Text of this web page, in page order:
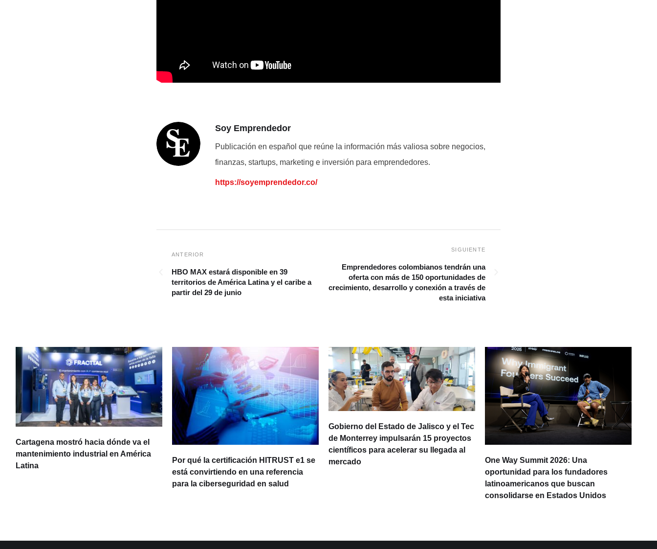
Soy Emprendedor
Publicación en español que reúne la información más valiosa sobre negocios,
finanzas, startups, marketing e inversión para emprendedores.
https://soyemprendedor.co/
HBO MAX estará disponible en 39
territorios de América Latina y el caribe a
partir del 29 de junio
Emprendedores colombianos tendrán una
oferta con más de 150 oportunidades de
crecimiento, desarrollo y conexión a través de
esta iniciativa
Cartagena mostró hacia dónde va el
mantenimiento industrial en América
Latina
Por qué la certificación HITRUST e1 se
está convirtiendo en una referencia
para la ciberseguridad en salud
Gobierno del Estado de Jalisco y el Tec
de Monterrey impulsarán 15 proyectos
científicos para acelerar su llegada al
mercado
One Way Summit 2026: Una
oportunidad para los fundadores
latinoamericanos que buscan
consolidarse en Estados Unidos